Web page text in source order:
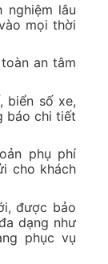
nghiệm lâu
mọi thời
an tâm
biển số xe,
báo chi tiết
phụ phí
cho khách
được bảo
dạng như
phục vụ